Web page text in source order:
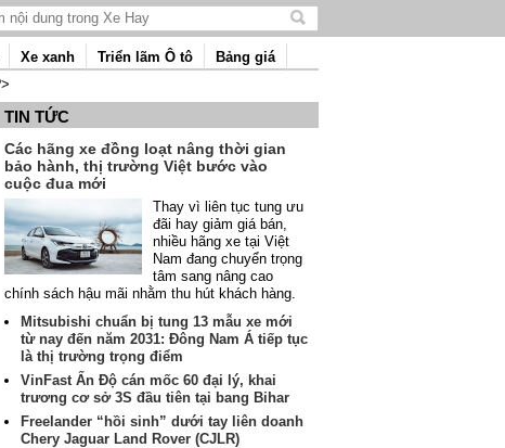
Tìm
nội
Xe xanh Triển lãm Ô tô
Bảng giá
TIN TỨC
Các hãng xe đồng loạt nâng thời gian
bảo hành, thị trường Việt bước vào
cuộc đua mới
Thay vì liên tục tung ưu
đãi hay giảm giá bán,
nhiều hãng xe tại Việt
Nam đang chuyển trọng
tâm sang nâng cao
chính sách hậu mãi nhằm thu hút khách hàng.
Mitsubishi chuẩn bị tung 13 mẫu xe mới
từ nay đến năm 2031: Đông Nam Á tiếp tục
là thị trường trọng điểm
VinFast Ấn Độ cán mốc 60 đại lý, khai
trương cơ sở 3S đầu tiên tại bang Bihar
Freelander “hồi sinh” dưới tay liên doanh
Chery Jaguar Land Rover (CJLR)